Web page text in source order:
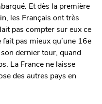
Et dès la première
les Français ont très
pas compter sur eux ce
pas mieux qu’une 16e
dernier tour, quand
La France ne laisse
des autres pays en